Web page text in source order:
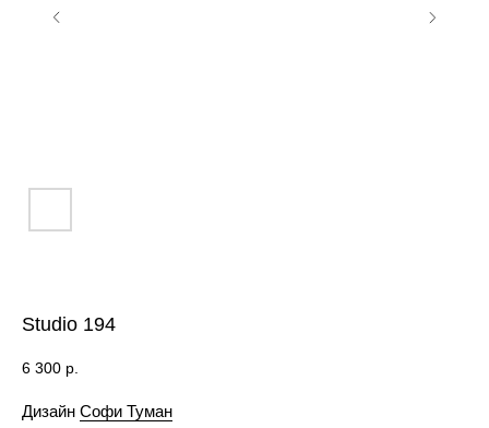
Studio 194
6 300 р.
Дизайн Софи Туман